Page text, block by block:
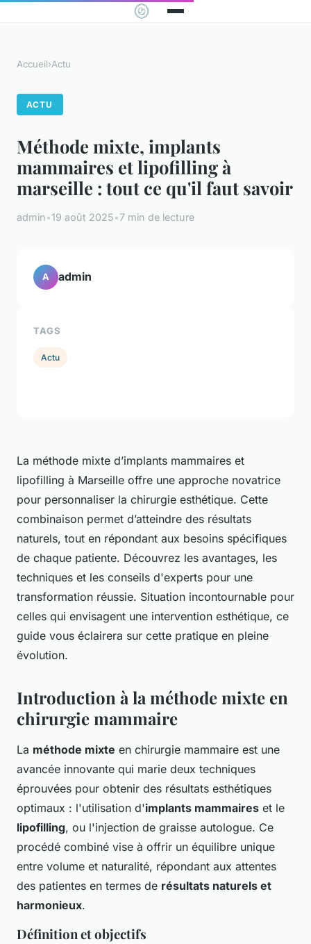
Accueil›Actu
ACTU
Méthode mixte, implants
mammaires et lipofilling à
marseille : tout ce qu'il faut savoir
admin•19 août 2025•7 min de lecture
La méthode mixte d’implants mammaires et
lipofilling à Marseille offre une approche novatrice
pour personnaliser la chirurgie esthétique. Cette
combinaison permet d’atteindre des résultats
naturels, tout en répondant aux besoins spécifiques
de chaque patiente. Découvrez les avantages, les
techniques et les conseils d'experts pour une
transformation réussie. Situation incontournable pour
celles qui envisagent une intervention esthétique, ce
guide vous éclairera sur cette pratique en pleine
évolution.
Introduction à la méthode mixte en
chirurgie mammaire
La méthode mixte en chirurgie mammaire est une
avancée innovante qui marie deux techniques
éprouvées pour obtenir des résultats esthétiques
optimaux : l'utilisation d'implants mammaires et le
lipofilling, ou l'injection de graisse autologue. Ce
procédé combiné vise à offrir un équilibre unique
entre volume et naturalité, répondant aux attentes
des patientes en termes de résultats naturels et
harmonieux.
Définition et objectifs
A admin
TAGS
Actu